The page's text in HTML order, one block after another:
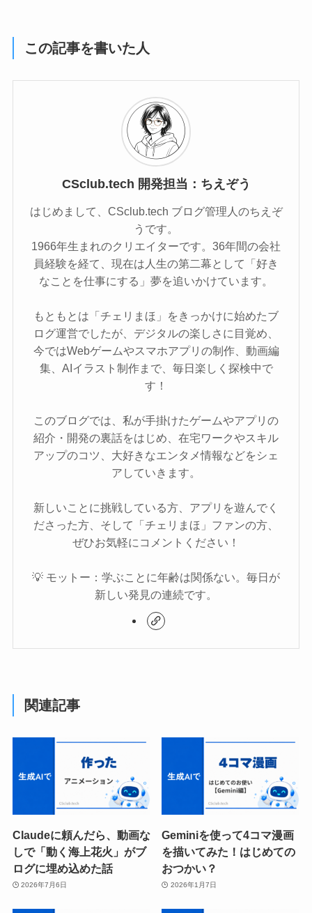
この記事を書いた人
CSclub.tech 開発担当：ちえぞう
はじめまして、CSclub.tech ブログ管理人のちえぞ
うです。
1966年生まれのクリエイターです。36年間の会社
員経験を経て、現在は人生の第二幕として「好き
なことを仕事にする」夢を追いかけています。
もともとは「チェリまほ」をきっかけに始めたブ
ログ運営でしたが、デジタルの楽しさに目覚め、
今ではWebゲームやスマホアプリの制作、動画編
集、AIイラスト制作まで、毎日楽しく探検中で
す！
このブログでは、私が手掛けたゲームやアプリの
紹介・開発の裏話をはじめ、在宅ワークやスキル
アップのコツ、大好きなエンタメ情報などをシェ
アしていきます。
新しいことに挑戦している方、アプリを遊んでく
ださった方、そして「チェリまほ」ファンの方、
ぜひお気軽にコメントください！
💡 モットー：学ぶことに年齢は関係ない。毎日が
新しい発見の連続です。
関連記事
Claudeに頼んだら、動画な
しで「動く海上花火」がブ
ログに埋め込めた話
2026年7月6日
Geminiを使って4コマ漫画
を描いてみた！はじめての
おつかい？
2026年1月7日